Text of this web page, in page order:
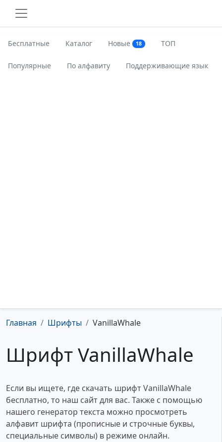
Бесплатные Каталог Новые 18 ТОП
Популярные По алфавиту Поддерживающие язык
Главная Шрифты VanillaWhale
Шрифт VanillaWhale
Если вы ищете, где скачать шрифт VanillaWhale
бесплатно, то наш сайт для вас. Также с помощью
нашего генератор текста можно просмотреть
алфавит шрифта (прописные и строчные буквы,
специальные символы) в режиме онлайн.